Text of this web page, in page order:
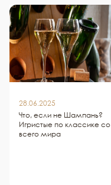
28.06.2025
Что, если не Шампань?
Игристые по классике со
всего мира